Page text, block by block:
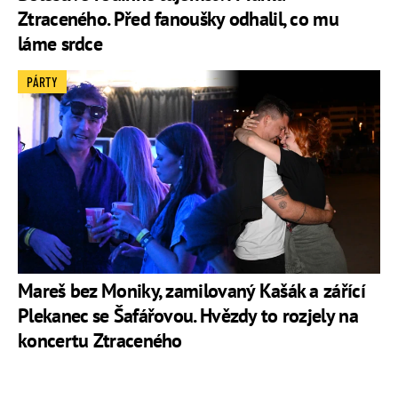
Ztraceného. Před fanoušky odhalil, co mu
láme srdce
Mareš bez Moniky, zamilovaný Kašák a zářící
Plekanec se Šafářovou. Hvězdy to rozjely na
koncertu Ztraceného
PÁRTY